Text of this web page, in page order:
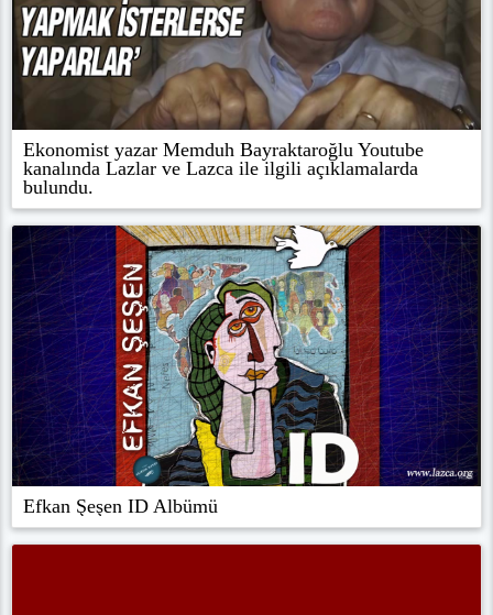
Ekonomist yazar Memduh Bayraktaroğlu Youtube
kanalında Lazlar ve Lazca ile ilgili açıklamalarda
bulundu.
Efkan Şeşen ID Albümü